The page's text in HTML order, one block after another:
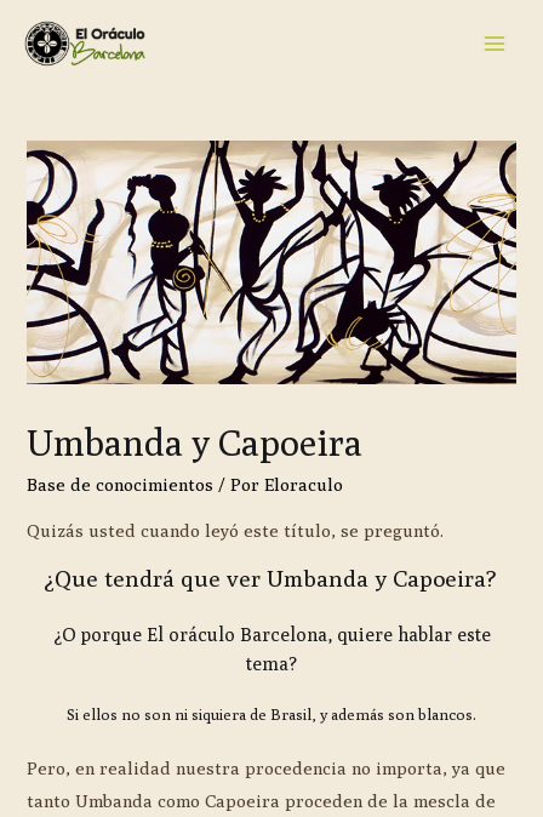
Umbanda y Capoeira
Base de conocimientos / PorEloraculo
Quizás usted cuando leyó este título, se preguntó.
¿Que tendrá que ver Umbanda y Capoeira?
¿O porque El oráculo Barcelona, quiere hablar este
tema?
Si ellos no son ni siquiera de Brasil, y además son blancos.
Pero, en realidad nuestra procedencia no importa, ya que
tanto Umbanda como Capoeira proceden de la mescla de